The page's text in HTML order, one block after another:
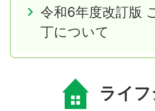
令和6年度改訂版
丁について
ライ